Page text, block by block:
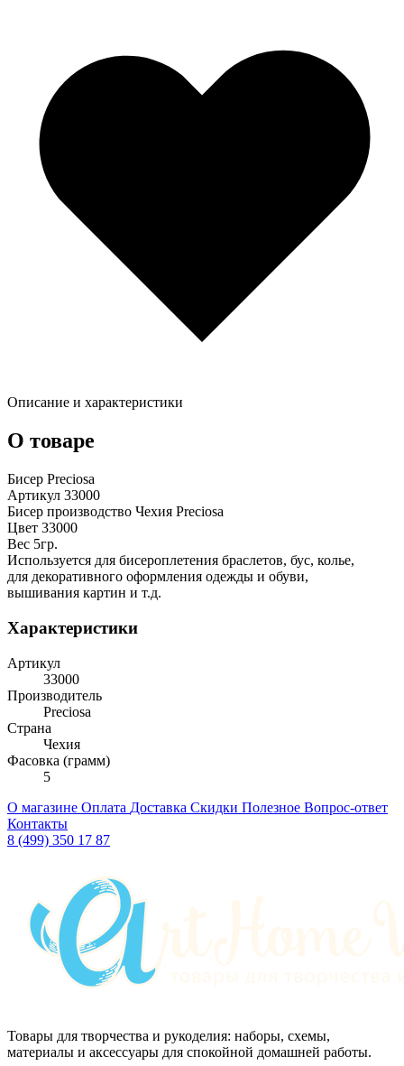
Описание и характеристики
О товаре
Бисер Preciosa
Артикул 33000
Бисер производство Чехия Preciosa
Цвет 33000
Вес 5гр.
Используется для бисероплетения браслетов, бус, колье,
для декоративного оформления одежды и обуви,
вышивания картин и т.д.
Характеристики
Артикул
33000
Производитель
Preciosa
Страна
Чехия
Фасовка (грамм)
5
О магазине Оплата Доставка Скидки Полезное Вопрос-ответ
Контакты
8 (499) 350 17 87
Товары для творчества и рукоделия: наборы, схемы,
материалы и аксессуары для спокойной домашней работы.